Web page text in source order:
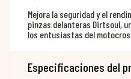
Mejora la seguridad y el
pinzas delanteras Dirtsoul,
los entusiastas del
Especificaciones del